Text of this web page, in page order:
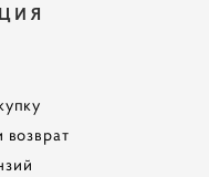
возврат